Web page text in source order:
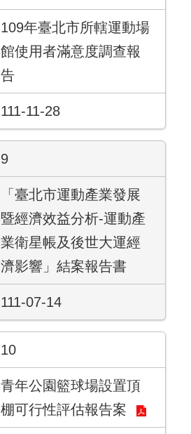
109年臺北市所轄運動場
館使用者滿意度調查報
告
111-11-28
9
「臺北市運動產業發展
暨經濟效益分析-運動產
業衛星帳及後世大運經
濟影響」結案報告書
111-07-14
10
青年公園籃球場設置頂
棚可行性評估報告案